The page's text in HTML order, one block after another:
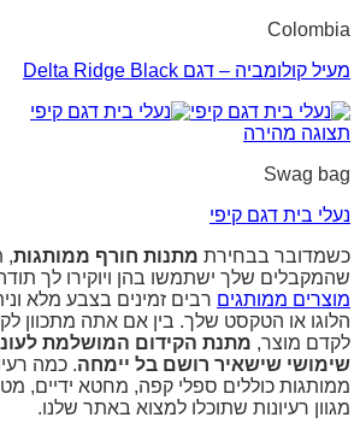
Colombia
מעיל קולומביה – דגם Delta Ridge Black
תצוגה מהירה
Swag bag
נעלי בית דגם קיפי
כשמדובר בבחירת מתנות חורף ממותגות,
שהמקבלים שלך ישתמשו בהן ויוקירו לך
מוצרים ממותגים רבים זמינים בצבע מלא
הלוגו או הטקסט שלך. בין אם אתה מתכוון
לקדם מוצר, מתנת הקידום המושלמת
שימושי שישאיר רושם בל יימחה. כמה
ממותגות כוללים ספלי קפה, מחטא ידיים,
מגוון רעיונות שתוכלו למצוא באתר שלנו.